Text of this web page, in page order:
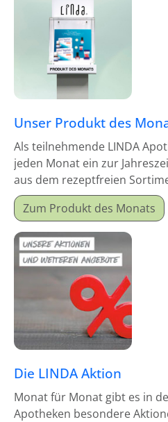
Unser Produkt des
Als teilnehmende LINDA
jeden Monat ein zur
aus dem rezeptfreien
Monatsproduktes erhalten
gratis dazu.
Zum Produkt des Monats
Die LINDA Aktion
Monat für Monat gibt es in
Apotheken besondere